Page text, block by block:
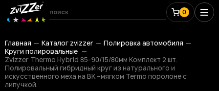
0
Главная Каталог zvizzer
Полировка автомобиля
Круги полировальные
Zvizzer Thermo Hybrid 85-90/15/80мм Комплект 2 шт.
Полировальный гибридный круг из натурального и
искусственного меха на BK –мягком Termo поролоне с
липучкой.